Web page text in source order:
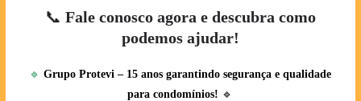
📞 Fale conosco agora e descubra como
podemos ajudar!
🔹 Grupo Protevi – 15 anos garantindo segurança e qualidade
para condomínios! 🔹